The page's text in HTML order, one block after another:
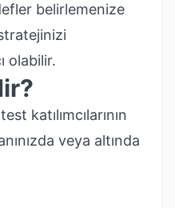
belirlemenize
olabilir.
katılımcılarının
veya altında